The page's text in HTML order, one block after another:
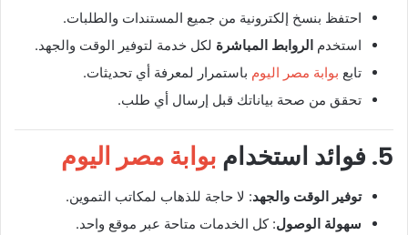
احتفظ بنسخ إلكترونية من جميع المستندات والطلبات.
استخدم الروابط المباشرة لكل خدمة لتوفير الوقت والجهد.
تابع بوابة مصر اليوم باستمرار لمعرفة أي تحديثات.
تحقق من صحة بياناتك قبل إرسال أي طلب.
5. فوائد استخدام بوابة مصر اليوم
توفير الوقت والجهد: لا حاجة للذهاب لمكاتب التموين.
سهولة الوصول: كل الخدمات متاحة عبر موقع واحد.